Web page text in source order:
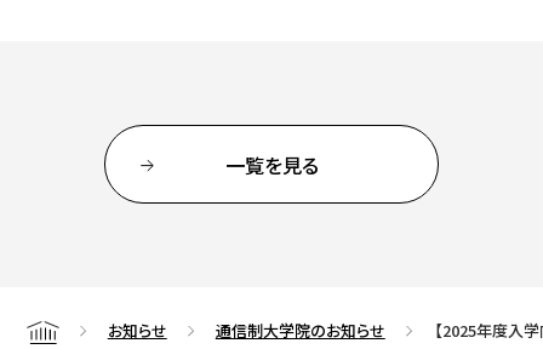
一覧を見る
Home お知らせ 通信制大学院のお知らせ 【2025年度入